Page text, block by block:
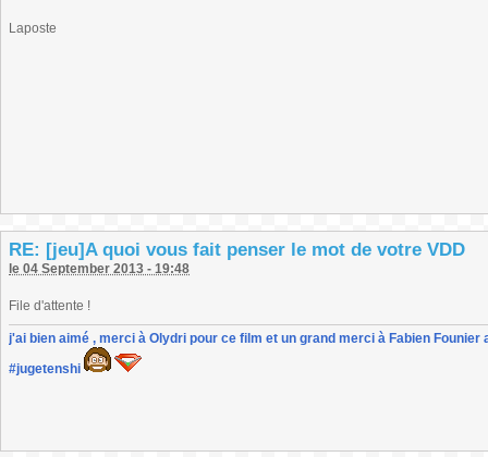
Laposte
RE: [jeu]A quoi vous fait penser le mot de votre VDD
le 04 September 2013 - 19:48
File d'attente !
j'ai bien aimé , merci à Olydri pour ce film et un grand merci à Fabien
#jugetenshi